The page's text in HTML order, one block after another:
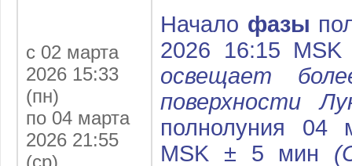
с 02 марта
2026 15:33
(пн)
по 04 марта
2026 21:55
(ср)
Начало фазы
2026 16:15
освещает
поверхности
полнолуния 04
MSK ± 5 мин